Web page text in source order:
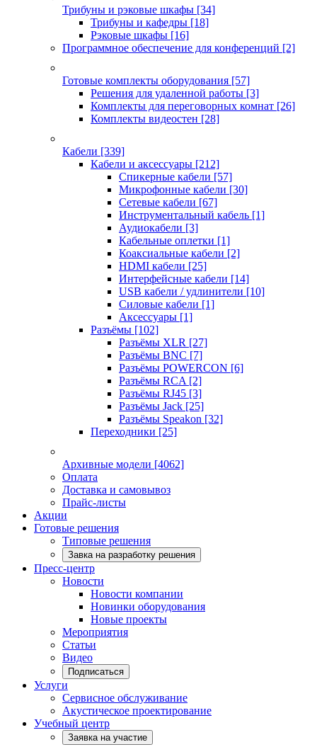
Трибуны и рэковые шкафы [34]
Трибуны и кафедры [18]
Рэковые шкафы [16]
Программное обеспечение для конференций [2]
Готовые комплекты оборудования [57]
Решения для удаленной работы [3]
Комплекты для переговорных комнат [26]
Комплекты видеостен [28]
Кабели [339]
Кабели и аксессуары [212]
Спикерные кабели [57]
Микрофонные кабели [30]
Сетевые кабели [67]
Инструментальный кабель [1]
Аудиокабели [3]
Кабельные оплетки [1]
Коаксиальные кабели [2]
HDMI кабели [25]
Интерфейсные кабели [14]
USB кабели / удлинители [10]
Силовые кабели [1]
Аксессуары [1]
Разъёмы [102]
Разъёмы XLR [27]
Разъёмы BNC [7]
Разъёмы POWERCON [6]
Разъёмы RCA [2]
Разъёмы RJ45 [3]
Разъёмы Jack [25]
Разъёмы Speakon [32]
Переходники [25]
Архивные модели [4062]
Оплата
Доставка и самовывоз
Прайс-листы
Акции
Готовые решения
Типовые решения
Завка на разработку решения
Пресс-центр
Новости
Новости компании
Новинки оборудования
Новые проекты
Мероприятия
Статьи
Видео
Подписаться
Услуги
Сервисное обслуживание
Акустическое проектирование
Учебный центр
Заявка на участие